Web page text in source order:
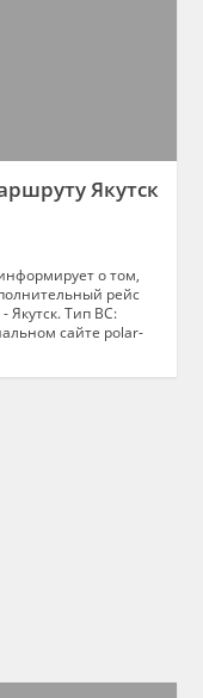
Якутск
о том,
рейс
Якутск. Тип ВС:
сайте polar-